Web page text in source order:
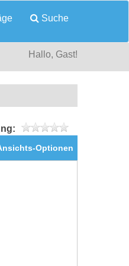
Suche
Hallo, Gast!
Optionen